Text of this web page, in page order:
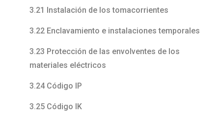
3.21 Instalación de los tomacorrientes
3.22 Enclavamiento e instalaciones temporales
3.23 Protección de las envolventes de los
materiales eléctricos
3.24 Código IP
3.25 Código IK